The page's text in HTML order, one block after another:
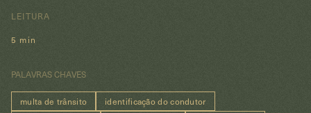
LEITURA
5 min
PALAVRAS CHAVES
multa de trânsito
identificação do condutor